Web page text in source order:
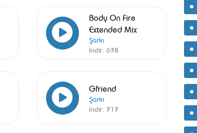
Body On Fire
Extended Mix
Şarkı
İndir: 678
Gfriend
Şarkı
İndir: 717